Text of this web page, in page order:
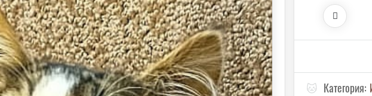
🐱 Категория: